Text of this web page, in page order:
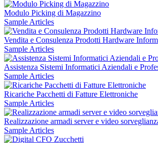
Modulo Picking di Magazzino
Sample Articles
Vendita e Consulenza Prodotti Hardware
Sample Articles
Assistenza Sistemi Informatici Aziendali e
Sample Articles
Ricariche Pacchetti di Fatture Elettroniche
Sample Articles
Realizzazione armadi server e video
Sample Articles